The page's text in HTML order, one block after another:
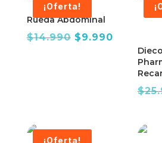
¡Oferta!
Rueda Abdominal
$14.990 El
$9.990El
precio
actual
$9.990.
$
¡Oferta!